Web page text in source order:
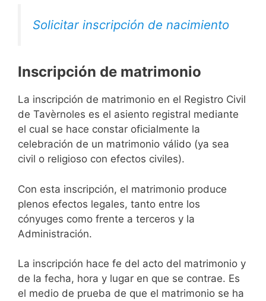
Solicitar inscripción de nacimiento
Inscripción de matrimonio
La inscripción de matrimonio en el Registro Civil
de Tavèrnoles es el asiento registral mediante
el cual se hace constar oficialmente la
celebración de un matrimonio válido (ya sea
civil o religioso con efectos civiles).
Con esta inscripción, el matrimonio produce
plenos efectos legales, tanto entre los
cónyuges como frente a terceros y la
Administración.
La inscripción hace fe del acto del matrimonio y
de la fecha, hora y lugar en que se contrae. Es
el medio de prueba de que el matrimonio se ha